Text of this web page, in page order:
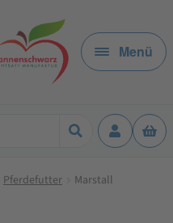
Menü
Pferdefutter
Marstall